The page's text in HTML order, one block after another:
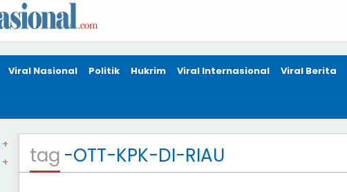
Viral Nasional Politik Hukrim Viral Internasional Viral Berita
tag -OTT-KPK-DI-RIAU
+
+